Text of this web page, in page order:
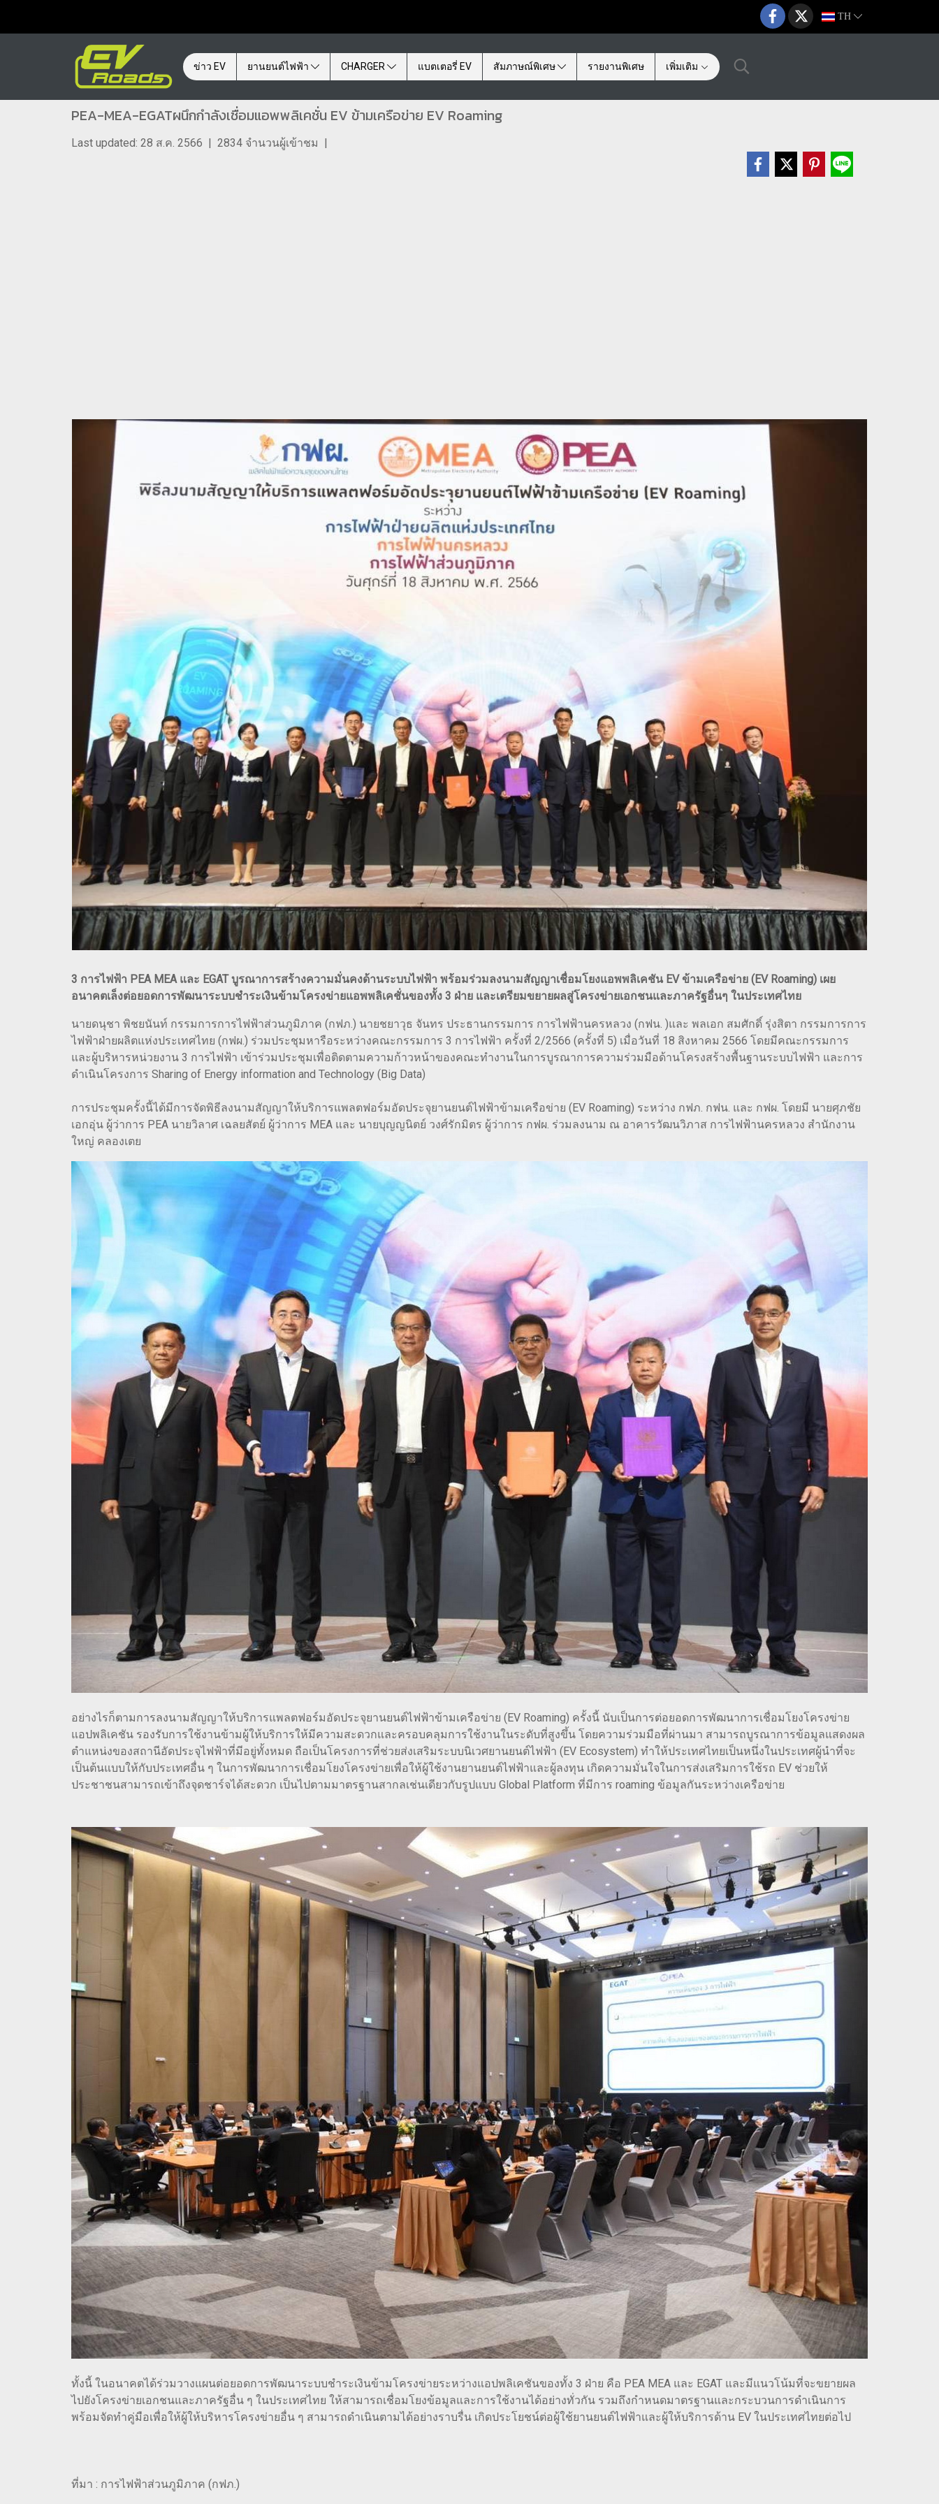
TH
ข่าว EV ยานยนต์ไฟฟ้า CHARGER แบตเตอรี่ EV สัมภาษณ์พิเศษ รายงานพิเศษ เพิ่มเติม
PEA-MEA-EGATผนึกกำลังเชื่อมแอพพลิเคชั่น EV ข้ามเครือข่าย EV Roaming
Last updated: 28 ส.ค. 2566 | 2834 จำนวนผู้เข้าชม |
3 การไฟฟ้า PEA MEA และ EGAT บูรณาการสร้างความมั่นคงด้านระบบไฟฟ้า พร้อมร่วมลงนามสัญญาเชื่อมโยงแอพพลิเคชัน EV ข้ามเครือข่าย (EV Roaming) เผย
อนาคตเล็งต่อยอดการพัฒนาระบบชำระเงินข้ามโครงข่ายแอพพลิเคชั่นของทั้ง 3 ฝ่าย และเตรียมขยายผลสู่โครงข่ายเอกชนและภาครัฐอื่นๆ ในประเทศไทย
นายดนุชา พิชยนันท์ กรรมการการไฟฟ้าส่วนภูมิภาค (กฟภ.) นายชยาวุธ จันทร ประธานกรรมการ การไฟฟ้านครหลวง (กฟน. )และ พลเอก สมศักดิ์ รุ่งสิตา กรรมการการ
ไฟฟ้าฝ่ายผลิตแห่งประเทศไทย (กฟผ.) ร่วมประชุมหารือระหว่างคณะกรรมการ 3 การไฟฟ้า ครั้งที่ 2/2566 (ครั้งที่ 5) เมื่อวันที่ 18 สิงหาคม 2566 โดยมีคณะกรรมการ
และผู้บริหารหน่วยงาน 3 การไฟฟ้า เข้าร่วมประชุมเพื่อติดตามความก้าวหน้าของคณะทำงานในการบูรณาการความร่วมมือด้านโครงสร้างพื้นฐานระบบไฟฟ้า และการ
ดำเนินโครงการ Sharing of Energy information and Technology (Big Data)
การประชุมครั้งนี้ได้มีการจัดพิธีลงนามสัญญาให้บริการแพลตฟอร์มอัดประจุยานยนต์ไฟฟ้าข้ามเครือข่าย (EV Roaming) ระหว่าง กฟภ. กฟน. และ กฟผ. โดยมี นายศุภชัย
เอกอุ่น ผู้ว่าการ PEA นายวิลาศ เฉลยสัตย์ ผู้ว่าการ MEA และ นายบุญญนิตย์ วงศ์รักมิตร ผู้ว่าการ กฟผ. ร่วมลงนาม ณ อาคารวัฒนวิภาส การไฟฟ้านครหลวง สำนักงาน
ใหญ่ คลองเตย
อย่างไรก็ตามการลงนามสัญญาให้บริการแพลตฟอร์มอัดประจุยานยนต์ไฟฟ้าข้ามเครือข่าย (EV Roaming) ครั้งนี้ นับเป็นการต่อยอดการพัฒนาการเชื่อมโยงโครงข่าย
แอปพลิเคชัน รองรับการใช้งานข้ามผู้ให้บริการให้มีความสะดวกและครอบคลุมการใช้งานในระดับที่สูงขึ้น โดยความร่วมมือที่ผ่านมา สามารถบูรณาการข้อมูลแสดงผล
ตำแหน่งของสถานีอัดประจุไฟฟ้าที่มีอยู่ทั้งหมด ถือเป็นโครงการที่ช่วยส่งเสริมระบบนิเวศยานยนต์ไฟฟ้า (EV Ecosystem) ทำให้ประเทศไทยเป็นหนึ่งในประเทศผู้นำที่จะ
เป็นต้นแบบให้กับประเทศอื่น ๆ ในการพัฒนาการเชื่อมโยงโครงข่ายเพื่อให้ผู้ใช้งานยานยนต์ไฟฟ้าและผู้ลงทุน เกิดความมั่นใจในการส่งเสริมการใช้รถ EV ช่วยให้
ประชาชนสามารถเข้าถึงจุดชาร์จได้สะดวก เป็นไปตามมาตรฐานสากลเช่นเดียวกับรูปแบบ Global Platform ที่มีการ roaming ข้อมูลกันระหว่างเครือข่าย
ทั้งนี้ ในอนาคตได้ร่วมวางแผนต่อยอดการพัฒนาระบบชำระเงินข้ามโครงข่ายระหว่างแอปพลิเคชันของทั้ง 3 ฝ่าย คือ PEA MEA และ EGAT และมีแนวโน้มที่จะขยายผล
ไปยังโครงข่ายเอกชนและภาครัฐอื่น ๆ ในประเทศไทย ให้สามารถเชื่อมโยงข้อมูลและการใช้งานได้อย่างทั่วกัน รวมถึงกำหนดมาตรฐานและกระบวนการดำเนินการ
พร้อมจัดทำคู่มือเพื่อให้ผู้ให้บริหารโครงข่ายอื่น ๆ สามารถดำเนินตามได้อย่างราบรื่น เกิดประโยชน์ต่อผู้ใช้ยานยนต์ไฟฟ้าและผู้ให้บริการด้าน EV ในประเทศไทยต่อไป
ที่มา : การไฟฟ้าส่วนภูมิภาค (กฟภ.)